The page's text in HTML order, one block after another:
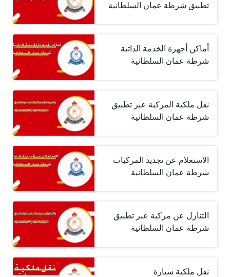
تطبيق شرطة عمان السلطانية
أماكن أجهزة الخدمة الذاتية
شرطة عمان السلطانية
نقل ملكية المركبة عبر تطبيق
شرطة عمان ‏السلطانية
الاستعلام عن تجديد المركبات
شرطة عمان السلطانية
التنازل عن مركبة عبر تطبيق
شرطة عمان ‏السلطانية
نقل ملكية سيارة